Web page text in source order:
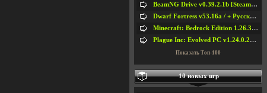
BeamNG Drive v0.39.2.1b [Steam Early Access]
Dwarf Fortress v53.16a / + Русская Версия v50.12a
Minecraft: Bedrock Edition 1.26.33.1a / + TLauncher v2.89
Plague Inc: Evolved PC v1.24.0.2a + All DLCs
Показать Топ-100
10 новых игр